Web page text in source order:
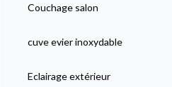
Couchage salon
cuve evier inoxydable
Eclairage extérieur